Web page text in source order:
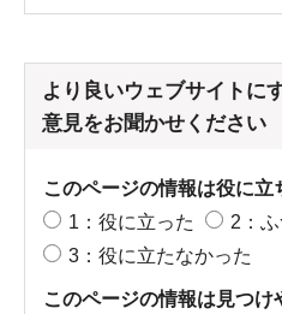
より良いウェブサイトに
意見をお聞かせください
このページの情報は役に立
1：役に立った
2：ふ
3：役に立たなかった
このページの情報は見つけ